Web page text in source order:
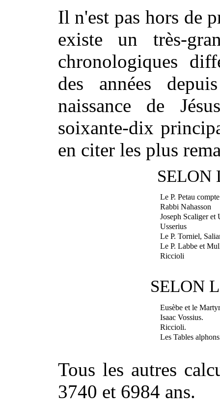
Il n'est pas hors de
existe un très-
chronologiques
des années
naissance de
soixante-dix
en citer les plus
SELON
Le P. Petau compte
Rabbi Nahasson
Joseph Scaliger et
Usserius
Le P. Torniel,
Le P. Labbe et
Riccioli
SELON
Eusèbe et le
Isaac Vossius.
Riccioli.
Les Tables
Tous les autres
3740 et 6984 ans.